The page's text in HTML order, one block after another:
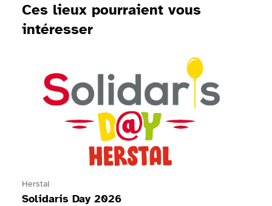
Ces lieux pourraient vous
intéresser
Herstal
Solidaris Day 2026